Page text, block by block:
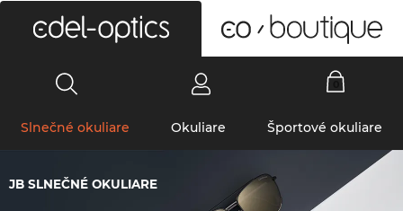
Slnečné okuliare Okuliare Športové okuliare
JB SLNEČNÉ OKULIARE